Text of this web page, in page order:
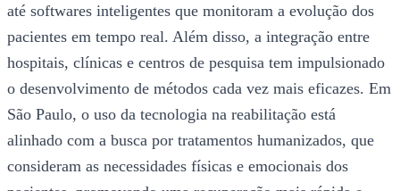
até softwares inteligentes que monitoram a evolução dos
pacientes em tempo real. Além disso, a integração entre
hospitais, clínicas e centros de pesquisa tem impulsionado
o desenvolvimento de métodos cada vez mais eficazes. Em
São Paulo, o uso da tecnologia na reabilitação está
alinhado com a busca por tratamentos humanizados, que
consideram as necessidades físicas e emocionais dos